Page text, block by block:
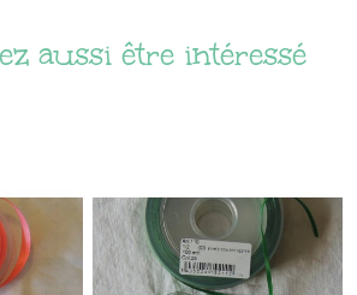
aussi être intéressé